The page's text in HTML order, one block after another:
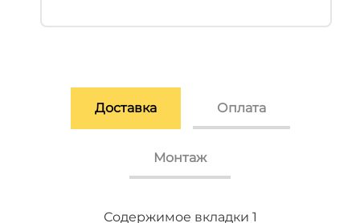
Доставка Оплата
Монтаж
Содержимое вкладки 1
Содержимое вкладки 2
Содержимое вкладки 3